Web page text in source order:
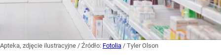
Apteka, zdjęcie ilustracyjne / Źródło: Fotolia / Tyler Olson